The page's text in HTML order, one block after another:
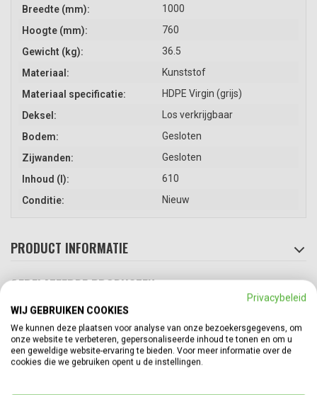
Breedte (mm):
1000
Hoogte (mm):
760
Gewicht (kg):
36.5
Materiaal:
Kunststof
Materiaal specificatie:
HDPE Virgin (grijs)
Deksel:
Los verkrijgbaar
Bodem:
Gesloten
Zijwanden:
Gesloten
Inhoud (l):
610
Conditie:
Nieuw
PRODUCT INFORMATIE
GERELATEERDE PRODUCTEN
Privacybeleid
WIJ GEBRUIKEN COOKIES
We kunnen deze plaatsen voor analyse van onze bezoekersgegevens, om
onze website te verbeteren, gepersonaliseerde inhoud te tonen en om u
een geweldige website-ervaring te bieden. Voor meer informatie over de
cookies die we gebruiken opent u de instellingen.